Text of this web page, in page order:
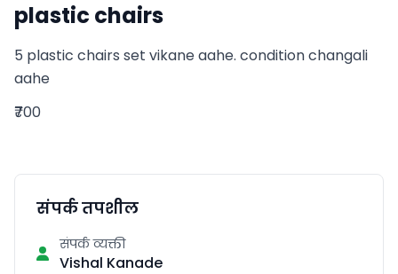
plastic chairs
5 plastic chairs set vikane aahe. condition changali
aahe
₹700
संपर्क तपशील
संपर्क व्यक्ती
Vishal Kanade